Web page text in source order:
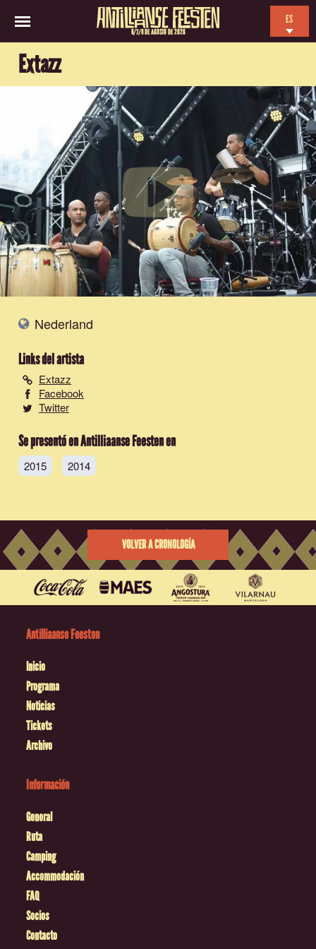
6/7/8 DE AGOSTO DE 2026
ES
FR
Extazz
Nederland
Links del artista
Extazz
Facebook
Twitter
Se presentó en Antilliaanse Feesten en
2015 2014
VOLVER A CRONOLOGÍA
Antilliaanse Feesten
Inicio
Programa
Noticias
Tickets
Archivo
Información
General
Ruta
Camping
Accommodación
FAQ
Socios
Contacto